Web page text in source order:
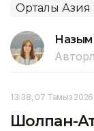
Орталық Азия
Назым
13:38, 07 Тамыз 2026
Шолпан-